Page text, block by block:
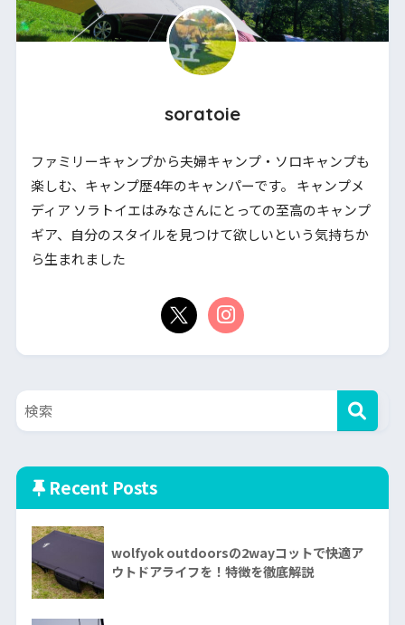
soratoie
ファミリーキャンプから夫婦キャンプ・ソロキャンプも
楽しむ、キャンプ歴4年のキャンパーです。 キャンプメ
ディア ソラトイエはみなさんにとっての至高のキャンプ
ギア、自分のスタイルを見つけて欲しいという気持ちか
ら生まれました
Recent Posts
wolfyok outdoorsの2wayコットで快適ア
ウトドアライフを！特徴を徹底解説